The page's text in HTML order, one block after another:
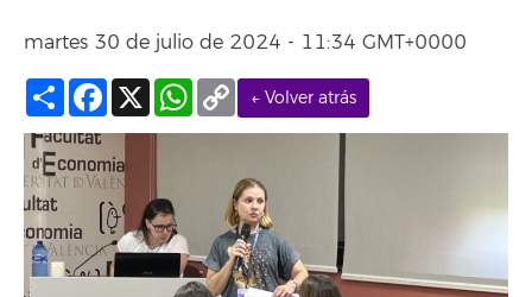
martes 30 de julio de 2024 - 11:34 GMT+0000
← Volver atrás
Compartir
Facebook
X WhatsApp
Copy
Link